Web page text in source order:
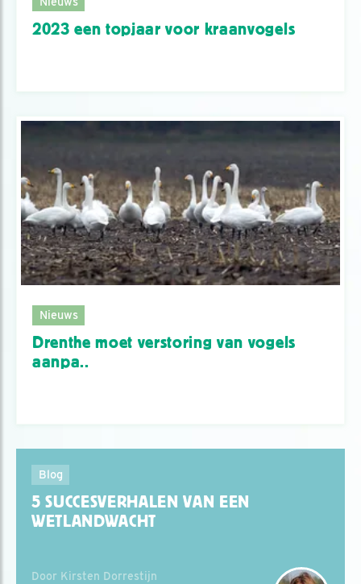
2023 een topjaar voor kraanvogels
Nieuws
Drenthe moet verstoring van vogels
aanpa..
Blog
5 SUCCESVERHALEN VAN EEN
WETLANDWACHT
Door Kirsten Dorrestijn